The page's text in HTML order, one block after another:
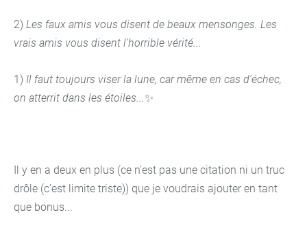
2) Les faux amis vous disent de beaux mensonges. Les
vrais amis vous disent l'horrible vérité...
1) Il faut toujours viser la lune, car même en cas d'échec,
on atterrit dans les étoiles...✨
Il y en a deux en plus (ce n'est pas une citation ni un truc
drôle (c'est limite triste)) que je voudrais ajouter en tant
que bonus...